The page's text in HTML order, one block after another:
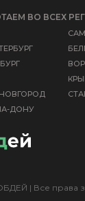
ДОНУ
| Все права
ВО ВСЕХ